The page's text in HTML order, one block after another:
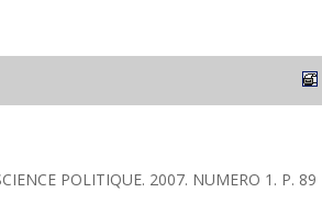
POLITIQUE. 2007. NUMERO 1. P. 89